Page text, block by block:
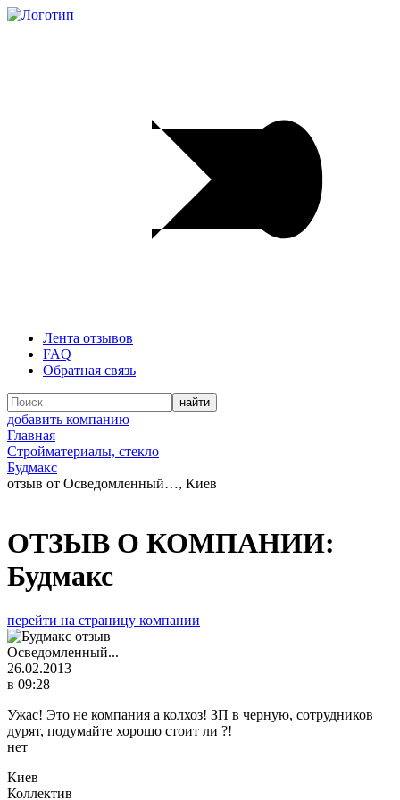
Лента отзывов
FAQ
Обратная связь
добавить компанию
Главная
Стройматериалы, стекло
Будмакс
отзыв от Осведомленный…, Киев
ОТЗЫВ О КОМПАНИИ:
Будмакс
перейти на страницу компании
Осведомленный...
26.02.2013
в 09:28
Ужас! Это не компания а колхоз! ЗП в черную, сотрудников
дурят, подумайте хорошо стоит ли ?!
нет
Киев
Коллектив